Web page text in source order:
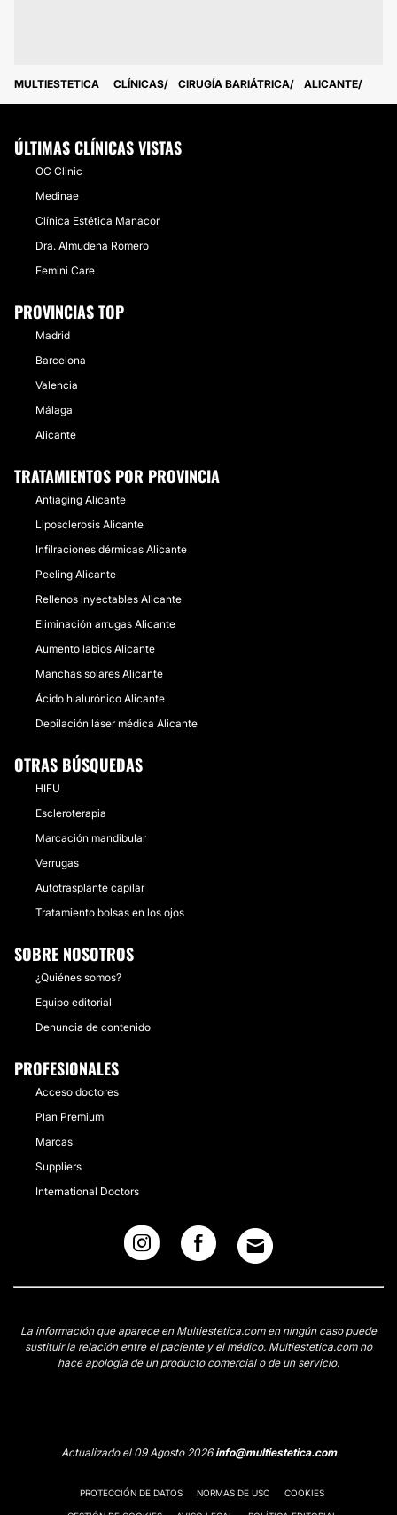
MULTIESTETICA CLÍNICAS CIRUGÍA BARIÁTRICA ALICANTE
ÚLTIMAS CLÍNICAS VISTAS
OC Clinic
Medinae
Clínica Estética Manacor
Dra. Almudena Romero
Femini Care
PROVINCIAS TOP
Madrid
Barcelona
Valencia
Málaga
Alicante
TRATAMIENTOS POR PROVINCIA
Antiaging Alicante
Liposclerosis Alicante
Infilraciones dérmicas Alicante
Peeling Alicante
Rellenos inyectables Alicante
Eliminación arrugas Alicante
Aumento labios Alicante
Manchas solares Alicante
Ácido hialurónico Alicante
Depilación láser médica Alicante
OTRAS BÚSQUEDAS
HIFU
Escleroterapia
Marcación mandibular
Verrugas
Autotrasplante capilar
Tratamiento bolsas en los ojos
SOBRE NOSOTROS
¿Quiénes somos?
Equipo editorial
Denuncia de contenido
PROFESIONALES
Acceso doctores
Plan Premium
Marcas
Suppliers
International Doctors
La información que aparece en Multiestetica.com en ningún caso puede
sustituir la relación entre el paciente y el médico. Multiestetica.com no
hace apología de un producto comercial o de un servicio.
Actualizado el 09 Agosto 2026info@multiestetica.com
PROTECCIÓN DE DATOS NORMAS DE USO COOKIES